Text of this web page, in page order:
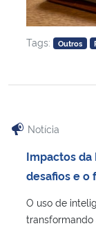
Tags: Outros
Notícia
Impactos da
desafios e o
O uso de